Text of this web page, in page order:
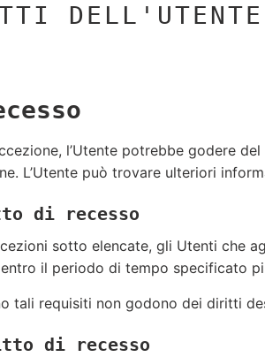
l’Utente potrebbe godere
L’Utente può trovare ulteriori
di recesso
sotto elencate, gli Utenti che
il periodo di tempo specificato
tali requisiti non godono dei diritti
di recesso